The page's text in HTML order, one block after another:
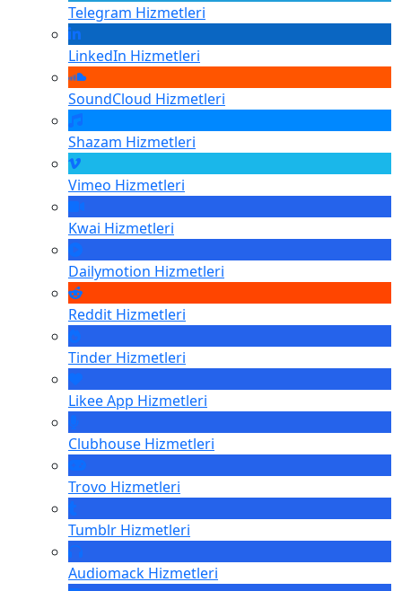
Telegram Hizmetleri
LinkedIn Hizmetleri
SoundCloud Hizmetleri
Shazam Hizmetleri
Vimeo Hizmetleri
Kwai Hizmetleri
Dailymotion Hizmetleri
Reddit Hizmetleri
Tinder Hizmetleri
Likee App Hizmetleri
Clubhouse Hizmetleri
Trovo Hizmetleri
Tumblr Hizmetleri
Audiomack Hizmetleri